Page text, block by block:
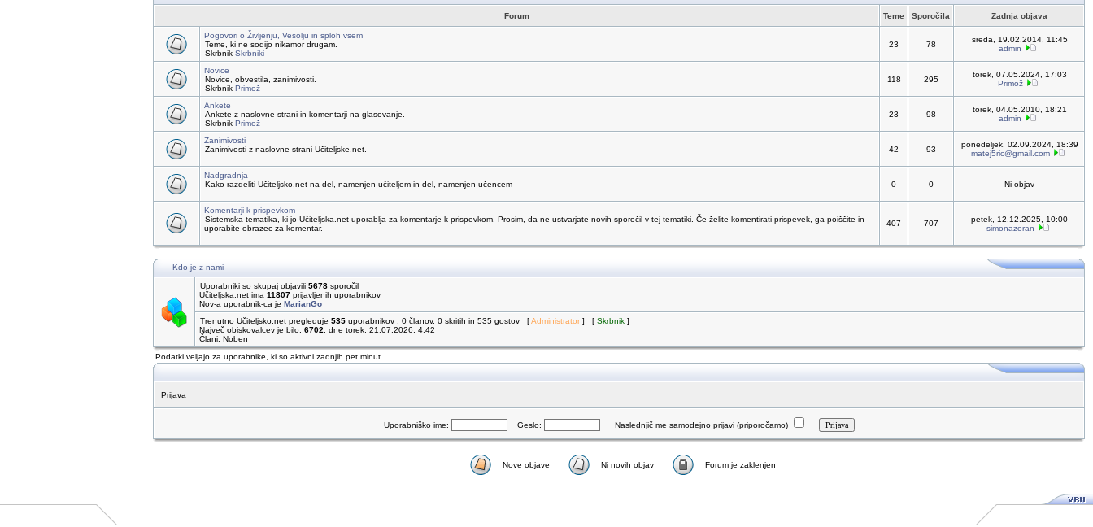
Forum Teme Sporočila Zadnja objava
Pogovori o Življenju, Vesolju in sploh vsem
Teme, ki ne sodijo nikamor drugam.
Skrbnik Skrbniki
23 78
sreda, 19.02.2014, 11:45
admin
Novice
Novice, obvestila, zanimivosti.
Skrbnik Primož
118 295
torek, 07.05.2024, 17:03
Primož
Ankete
Ankete z naslovne strani in komentarji na glasovanje.
Skrbnik Primož
23 98
torek, 04.05.2010, 18:21
admin
Zanimivosti
Zanimivosti z naslovne strani Učiteljske.net.
42 93
ponedeljek, 02.09.2024, 18:39
matej5ric@gmail.com
Nadgradnja
Kako razdeliti Učiteljsko.net na del, namenjen učiteljem in del, namenjen učencem
0 0 Ni objav
Komentarji k prispevkom
Sistemska tematika, ki jo Učiteljska.net uporablja za komentarje k prispevkom. Prosim, da ne ustvarjate novih sporočil v tej tematiki. Če želite komentirati prispevek, ga poiščite in
uporabite obrazec za komentar.
407 707
petek, 12.12.2025, 10:00
simonazoran
Kdo je z nami
Uporabniki so skupaj objavili 5678 sporočil
Učiteljska.net ima 11807 prijavljenih uporabnikov
Nov-a uporabnik-ca je MarianGo
Trenutno Učiteljsko.net pregleduje 535 uporabnikov : 0 članov, 0 skritih in 535 gostov [Administrator ] [ Skrbnik ]
Največ obiskovalcev je bilo: 6702 , dne torek, 21.07.2026, 4:42
Člani: Noben
Podatki veljajo za uporabnike, ki so aktivni zadnjih pet minut.
Prijava
Uporabniško ime: Geslo: Naslednjič me samodejno prijavi (priporočamo)
Nove objave Ni novih objav Forum je zaklenjen